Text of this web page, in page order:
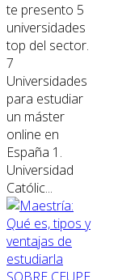
te presento 5
universidades
top del sector.
7
Universidades
para estudiar
un máster
online en
España 1.
Universidad
Católic...